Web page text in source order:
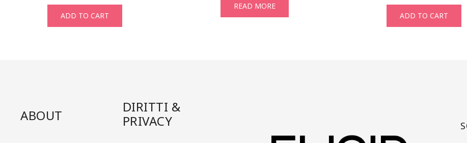
ADD TO CART
READ MORE
ADD TO CART
ABOUT
DIRITTI &
PRIVACY